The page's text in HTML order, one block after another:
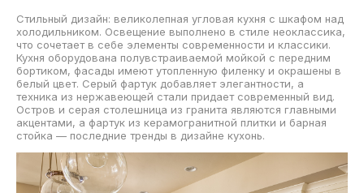
Стильный дизайн: великолепная угловая кухня с шкафом над
холодильником. Освещение выполнено в стиле неоклассика,
что сочетает в себе элементы современности и классики.
Кухня оборудована полувстраиваемой мойкой с передним
бортиком, фасады имеют утопленную филенку и окрашены в
белый цвет. Серый фартук добавляет элегантности, а
техника из нержавеющей стали придает современный вид.
Остров и серая столешница из гранита являются главными
акцентами, а фартук из керамогранитной плитки и барная
стойка — последние тренды в дизайне кухонь.